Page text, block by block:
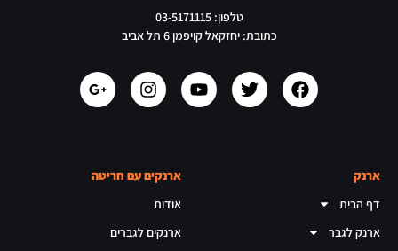
טלפון: 03-5171115
כתובת: יחזקאל קויפמן 6 תל אביב
ארנק
דף הבית
ארנק לגבר
ארנקים עם חריטה
אודות
ארנקים לגברים